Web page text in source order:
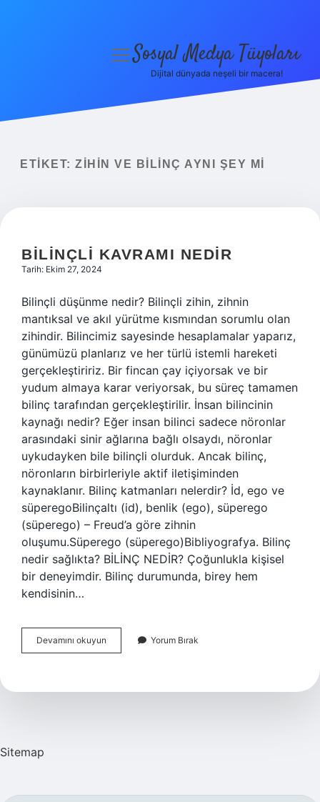
Yasal Uyarı
menüyüSosyal Medya Tüyoları
Dijital dünyada neşeli bir macera!
ETIKET: ZIHIN VE BILINÇ AYNI ŞEY MI
BILINÇLI KAVRAMI NEDIR
Tarih: Ekim 27, 2024
Bilinçli düşünme nedir? Bilinçli zihin, zihnin
mantıksal ve akıl yürütme kısmından sorumlu olan
zihindir. Bilincimiz sayesinde hesaplamalar yaparız,
günümüzü planlarız ve her türlü istemli hareketi
gerçekleştiririz. Bir fincan çay içiyorsak ve bir
yudum almaya karar veriyorsak, bu süreç tamamen
bilinç tarafından gerçekleştirilir. İnsan bilincinin
kaynağı nedir? Eğer insan bilinci sadece nöronlar
arasındaki sinir ağlarına bağlı olsaydı, nöronlar
uykudayken bile bilinçli olurduk. Ancak bilinç,
nöronların birbirleriyle aktif iletişiminden
kaynaklanır. Bilinç katmanları nelerdir? İd, ego ve
süperegoBilinçaltı (id), benlik (ego), süperego
(süperego) – Freud’a göre zihnin
oluşumu.Süperego (süperego)Bibliyografya. Bilinç
nedir sağlıkta? BİLİNÇ NEDİR? Çoğunlukla kişisel
bir deneyimdir. Bilinç durumunda, birey hem
kendisinin…
Devamını okuyun
Kavramı
Yorum Bırak
Sitemap